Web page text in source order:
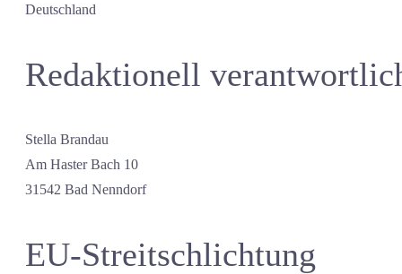
Deutschland
Redaktionell
Stella Brandau
Am Haster Bach 10
31542 Bad Nenndorf
EU-Streitschlichtung